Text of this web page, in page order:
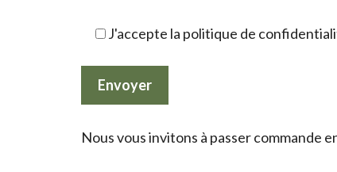
J'accepte la politique de
Nous vous invitons à passer commande